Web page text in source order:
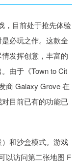
，目前处于抢先体验
必玩之作。这款全
发挥创意，丰富的
由于《Town to Cit
商 Galaxy Grove 在
目前已有的功能已
和沙盒模式。游戏
以访问第二张地图 F